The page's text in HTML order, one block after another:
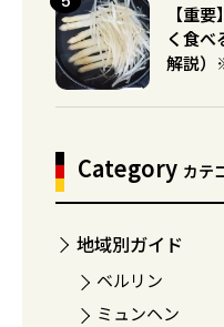
【重
く食べ
解説）
Category カテ
地域別ガイド
ベルリン
ミュンヘン